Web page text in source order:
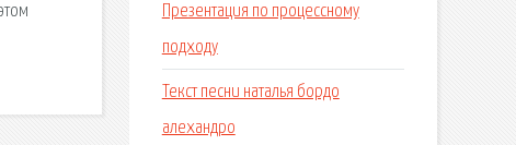
Презентация по процессному
подходу
Текст песни наталья бордо
алехандро